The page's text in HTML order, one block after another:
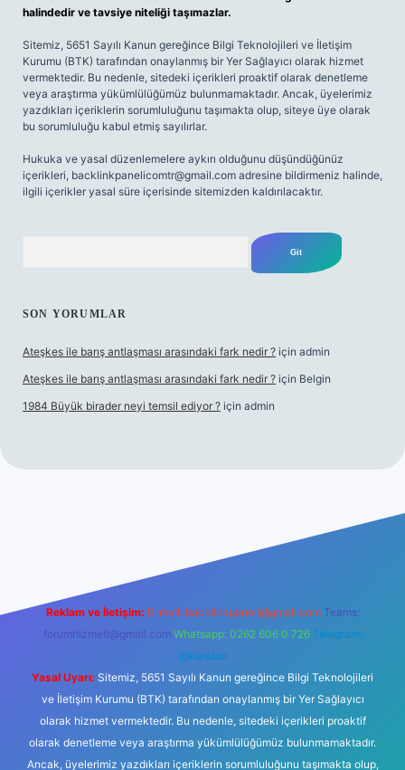
halindedir ve tavsiye niteliği taşımazlar.
Sitemiz, 5651 Sayılı Kanun gereğince Bilgi Teknolojileri ve İletişim
Kurumu (BTK) tarafından onaylanmış bir Yer Sağlayıcı olarak hizmet
vermektedir. Bu nedenle, sitedeki içerikleri proaktif olarak denetleme
veya araştırma yükümlülüğümüz bulunmamaktadır. Ancak, üyelerimiz
yazdıkları içeriklerin sorumluluğunu taşımakta olup, siteye üye olarak
bu sorumluluğu kabul etmiş sayılırlar.
Hukuka ve yasal düzenlemelere aykırı olduğunu düşündüğünüz
içerikleri, backlinkpanelicomtr@gmail.com adresine bildirmeniz halinde,
ilgili içerikler yasal süre içerisinde sitemizden kaldırılacaktır.
SON YORUMLAR
Ateşkes ile barış antlaşması arasındaki fark nedir ? için admin
Ateşkes ile barış antlaşması arasındaki fark nedir ? için Belgin
1984 Büyük birader neyi temsil ediyor ? için admin
Reklam ve İletişim: E-mail: backlinkpaneli@gmail.com Teams:
forumhizmeti@gmail.com Whatsapp: 0262 606 0 726 Telegram:
@karabul
Yasal Uyarı: Sitemiz, 5651 Sayılı Kanun gereğince Bilgi Teknolojileri
ve İletişim Kurumu (BTK) tarafından onaylanmış bir Yer Sağlayıcı
olarak hizmet vermektedir. Bu nedenle, sitedeki içerikleri proaktif
olarak denetleme veya araştırma yükümlülüğümüz bulunmamaktadır.
Ancak, üyelerimiz yazdıkları içeriklerin sorumluluğunu taşımakta olup,